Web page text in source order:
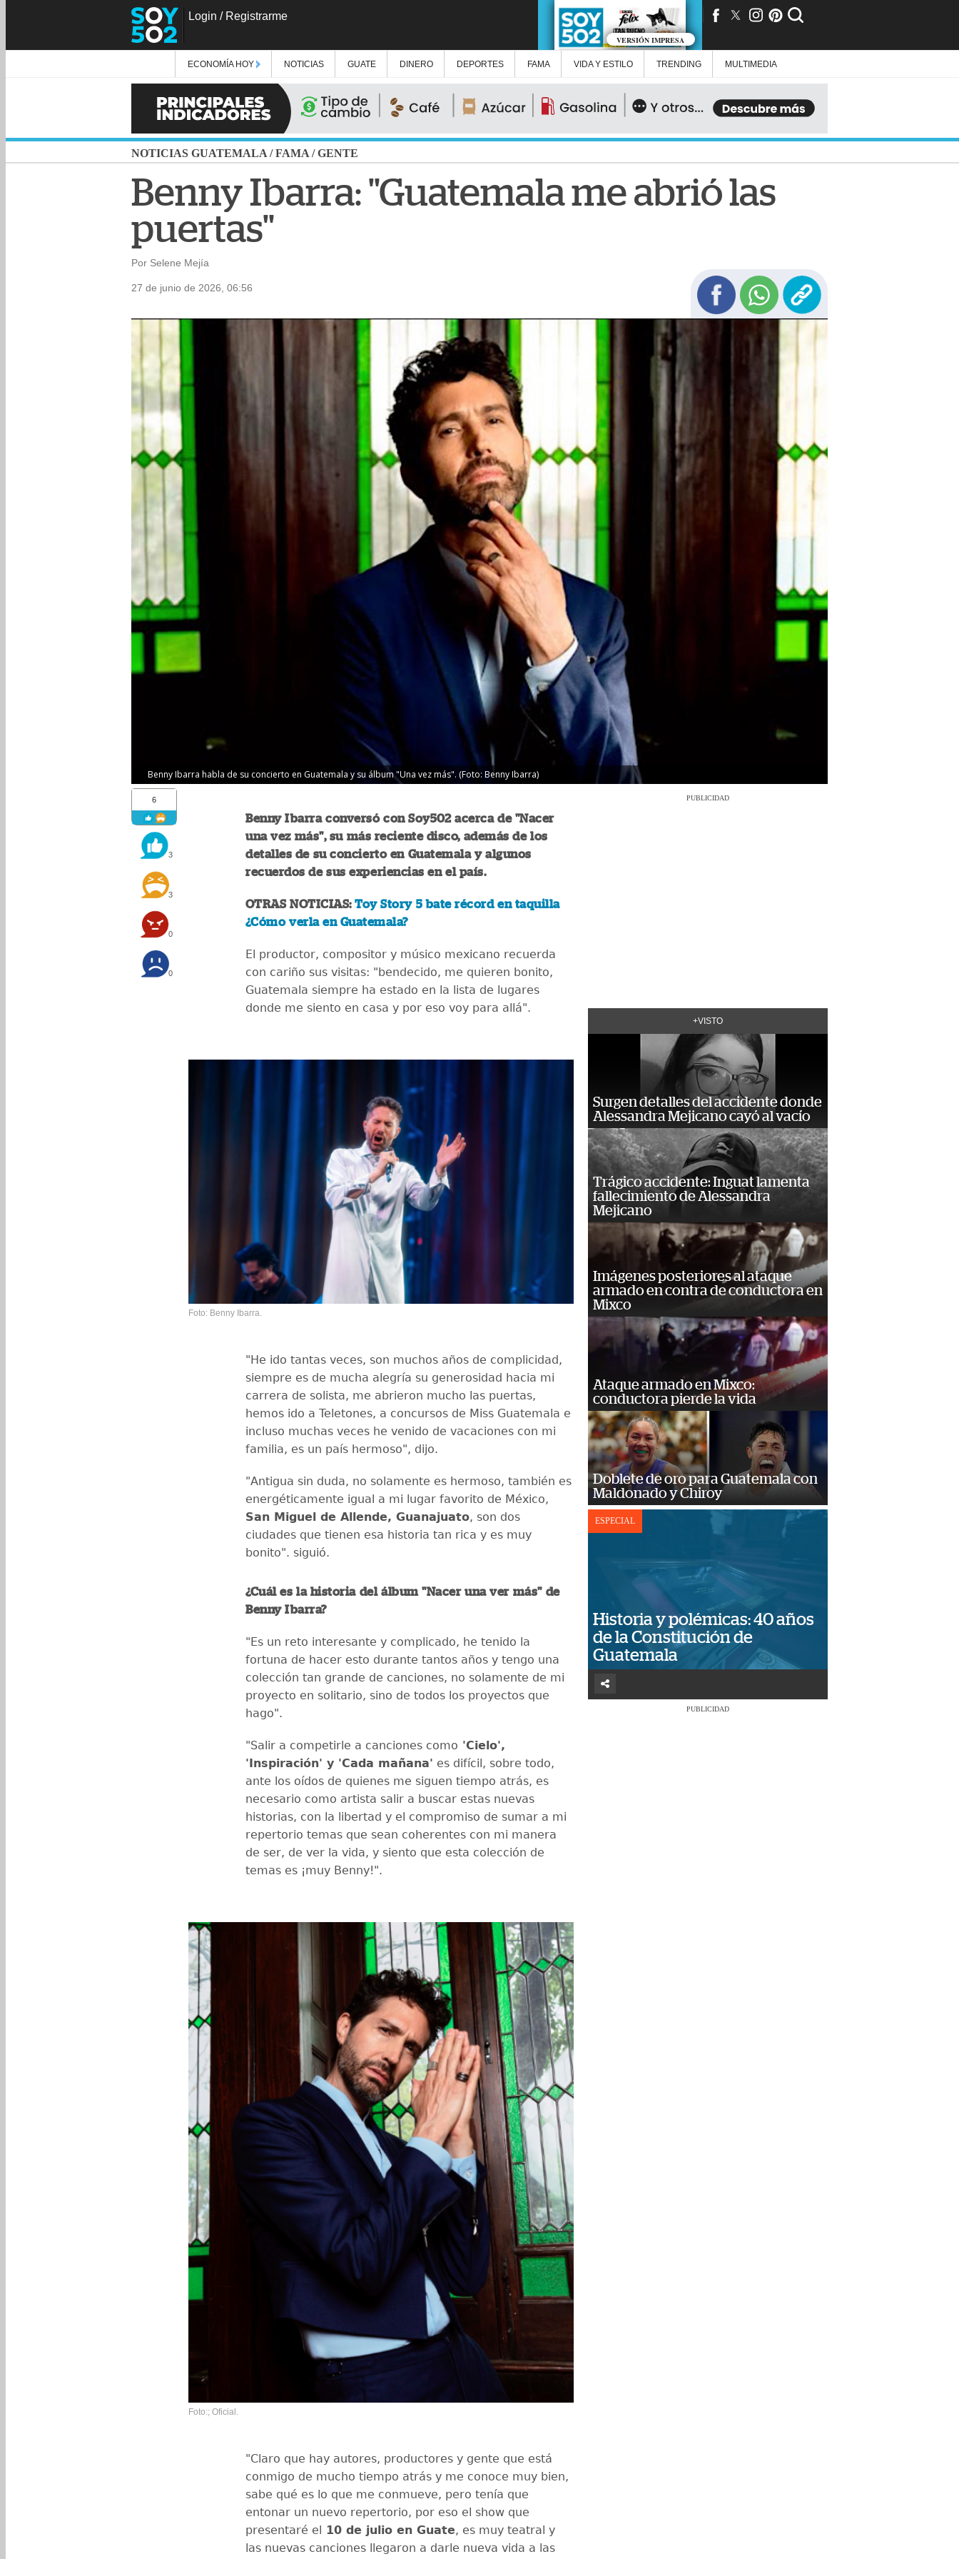
Login / Registrarme
VERSIÓN IMPRESA
ECONOMÍA HOY NOTICIAS GUATE DINERO DEPORTES FAMA VIDA Y ESTILO TRENDING MULTIMEDIA
NOTICIAS GUATEMALA /FAMA /GENTE
Benny Ibarra: "Guatemala me abrió las
puertas"
Por Selene Mejía
27 de junio de 2026, 06:56
Benny Ibarra habla de su concierto en Guatemala y su álbum "Una vez más". (Foto: Benny Ibarra)
6
3
3
0
0
Benny Ibarra conversó con Soy502 acerca de "Nacer
una vez más", su más reciente disco, además de los
detalles de su concierto en Guatemala y algunos
recuerdos de sus experiencias en el país.
OTRAS NOTICIAS:Toy Story 5 bate récord en taquilla
¿Cómo verla en Guatemala?
El productor, compositor y músico mexicano recuerda
con cariño sus visitas: "bendecido, me quieren bonito,
Guatemala siempre ha estado en la lista de lugares
donde me siento en casa y por eso voy para allá".
Foto: Benny Ibarra.
"He ido tantas veces, son muchos años de complicidad,
siempre es de mucha alegría su generosidad hacia mi
carrera de solista, me abrieron mucho las puertas,
hemos ido a Teletones, a concursos de Miss Guatemala e
incluso muchas veces he venido de vacaciones con mi
familia, es un país hermoso", dijo.
"Antigua sin duda, no solamente es hermoso, también es
energéticamente igual a mi lugar favorito de México,
San Miguel de Allende, Guanajuato, son dos
ciudades que tienen esa historia tan rica y es muy
bonito". siguió.
¿Cuál es la historia del álbum "Nacer una ver más" de
Benny Ibarra?
"Es un reto interesante y complicado, he tenido la
fortuna de hacer esto durante tantos años y tengo una
colección tan grande de canciones, no solamente de mi
proyecto en solitario, sino de todos los proyectos que
hago".
"Salir a competirle a canciones como 'Cielo',
'Inspiración' y 'Cada mañana' es difícil, sobre todo,
ante los oídos de quienes me siguen tiempo atrás, es
necesario como artista salir a buscar estas nuevas
historias, con la libertad y el compromiso de sumar a mi
repertorio temas que sean coherentes con mi manera
de ser, de ver la vida, y siento que esta colección de
temas es ¡muy Benny!".
Foto:; Oficial.
"Claro que hay autores, productores y gente que está
conmigo de mucho tiempo atrás y me conoce muy bien,
sabe qué es lo que me conmueve, pero tenía que
entonar un nuevo repertorio, por eso el show que
presentaré el
10 de julio en Guate, es muy teatral y
las nuevas canciones llegaron a darle nueva vida a las
PUBLICIDAD
+VISTO
Surgen detalles del accidente donde
Alessandra Mejicano cayó al vacío
Trágico accidente: Inguat lamenta
fallecimiento de Alessandra
Mejicano
Imágenes posteriores al ataque
armado en contra de conductora en
Mixco
Ataque armado en Mixco:
conductora pierde la vida
Doblete de oro para Guatemala con
Maldonado y Chiroy
ESPECIAL
Historia y polémicas: 40 años
de la Constitución de
Guatemala
PUBLICIDAD